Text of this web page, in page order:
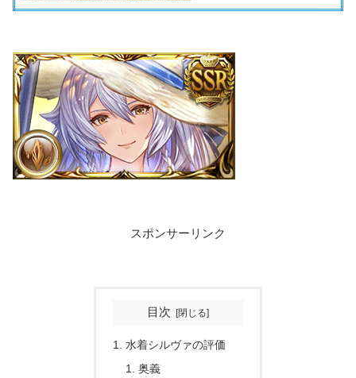
スポンサーリンク
目次
水着シルヴァの評価
奥義